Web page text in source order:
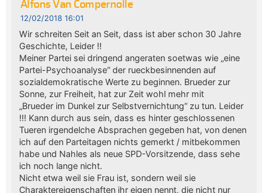
Alfons Van Compernolle
12/02/2018 16:01
Wir schreiten Seit an Seit, dass ist aber schon 30 Jahre
Geschichte, Leider !!
Meiner Partei sei dringend angeraten soetwas wie „eine
Partei-Psychoanalyse“ der rueckbesinnenden auf
sozialdemokratische Werte zu beginnen. Brueder zur
Sonne, zur Freiheit, hat zur Zeit wohl mehr mit
„Brueder im Dunkel zur Selbstvernichtung“ zu tun. Leider
!!! Kann durch aus sein, dass es hinter geschlossenen
Tueren irgendelche Absprachen gegeben hat, von denen
ich auf den Parteitagen nichts gemerkt / mitbekommen
habe und Nahles als neue SPD-Vorsitzende, dass sehe
ich noch lange nicht.
Nicht etwa weil sie Frau ist, sondern weil sie
Charaktereigenschaften ihr eigen nennt, die nicht nur